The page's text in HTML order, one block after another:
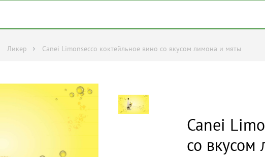
Ликер Canei Limonsecco коктейльное вино со вкусом лимона и мяты
Canei
со